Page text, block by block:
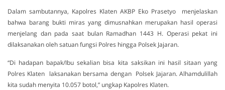
Dalam sambutannya, Kapolres Klaten AKBP Eko Prasetyo menjelaskan
bahwa barang bukti miras yang dimusnahkan merupakan hasil operasi
menjelang dan pada saat bulan Ramadhan 1443 H. Operasi pekat ini
dilaksanakan oleh satuan fungsi Polres hingga Polsek Jajaran.
“Di hadapan bapak/Ibu sekalian bisa kita saksikan ini hasil sitaan yang
Polres Klaten laksanakan bersama dengan Polsek Jajaran. Alhamdulillah
kita sudah menyita 10.057 botol,” ungkap Kapolres Klaten.